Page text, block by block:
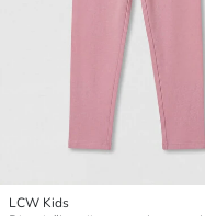
LCW Kids